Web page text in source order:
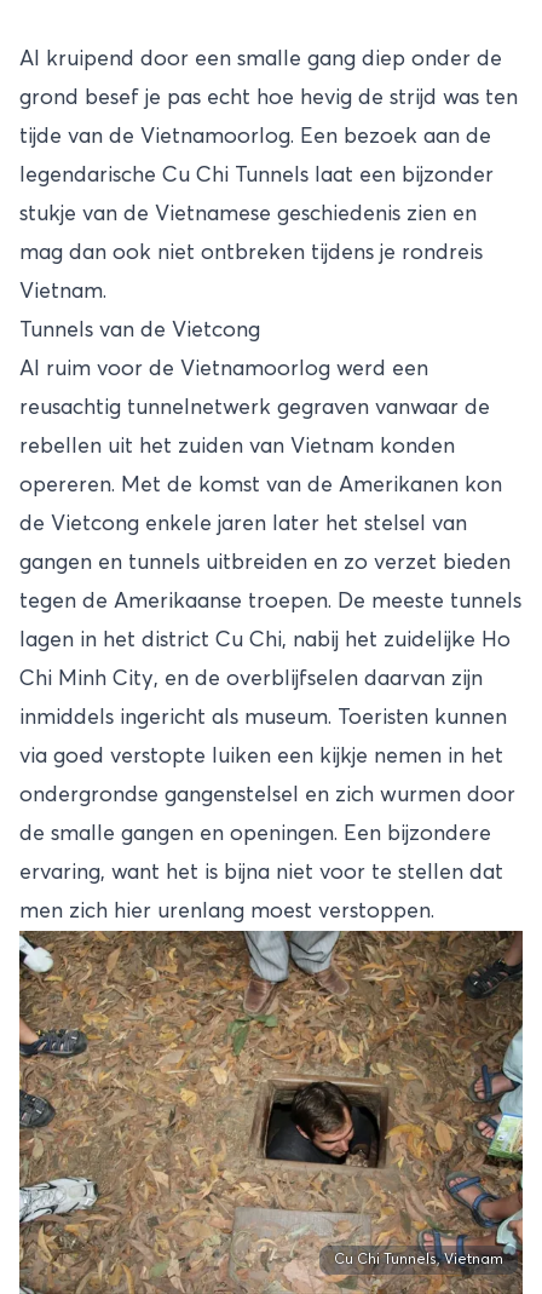
Al kruipend door een smalle gang diep onder de
grond besef je pas echt hoe hevig de strijd was ten
tijde van de Vietnamoorlog. Een bezoek aan de
legendarische Cu Chi Tunnels laat een bijzonder
stukje van de Vietnamese geschiedenis zien en
mag dan ook niet ontbreken tijdens je rondreis
Vietnam.
Tunnels van de Vietcong
Al ruim voor de Vietnamoorlog werd een
reusachtig tunnelnetwerk gegraven vanwaar de
rebellen uit het zuiden van Vietnam konden
opereren. Met de komst van de Amerikanen kon
de Vietcong enkele jaren later het stelsel van
gangen en tunnels uitbreiden en zo verzet bieden
tegen de Amerikaanse troepen. De meeste tunnels
lagen in het district Cu Chi, nabij het zuidelijke Ho
Chi Minh City, en de overblijfselen daarvan zijn
inmiddels ingericht als museum. Toeristen kunnen
via goed verstopte luiken een kijkje nemen in het
ondergrondse gangenstelsel en zich wurmen door
de smalle gangen en openingen. Een bijzondere
ervaring, want het is bijna niet voor te stellen dat
men zich hier urenlang moest verstoppen.
Cu Chi Tunnels, Vietnam